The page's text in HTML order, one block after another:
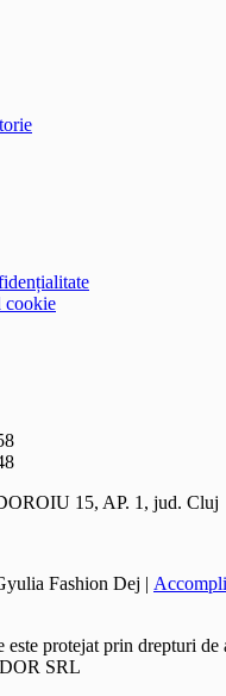
cookie
15, AP. 1, jud. Cluj
Fashion Dej |
este protejat prin drepturi de
SRL